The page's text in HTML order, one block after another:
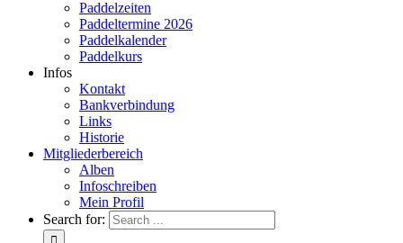
Paddelzeiten
Paddeltermine 2026
Paddelkalender
Paddelkurs
Infos
Kontakt
Bankverbindung
Links
Historie
Mitgliederbereich
Alben
Infoschreiben
Mein Profil
Search for: